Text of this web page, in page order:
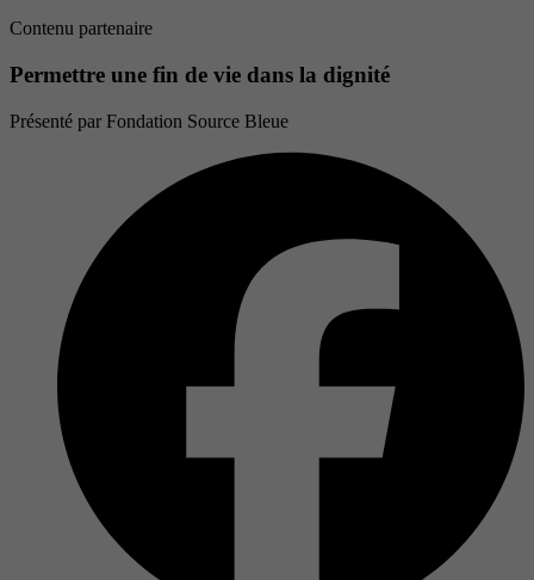
Contenu partenaire
Permettre une fin de vie dans la dignité
Présenté par Fondation Source Bleue